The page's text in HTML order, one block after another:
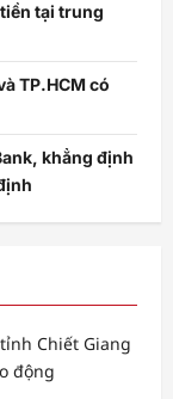
tại trung
TP.HCM có
khẳng định
Chiết Giang
động